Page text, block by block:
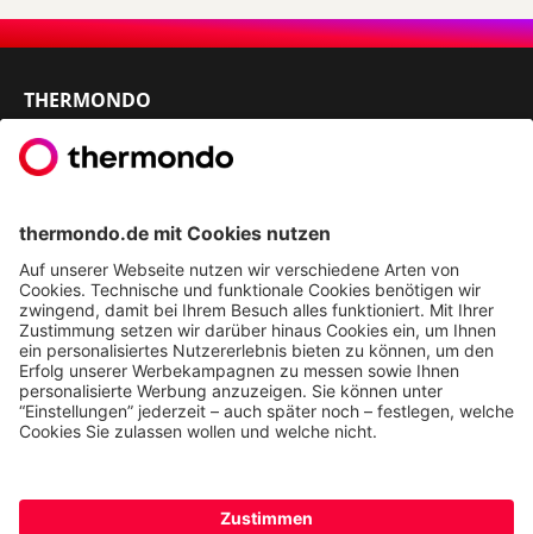
THERMONDO
Unsere Leistungen
Presse
Karriere
Kontakt
Kundenservice & FAQ
Erfahrungen & Storys unserer Kunden
Freunde empfehlen: 300 € Prämie sichern